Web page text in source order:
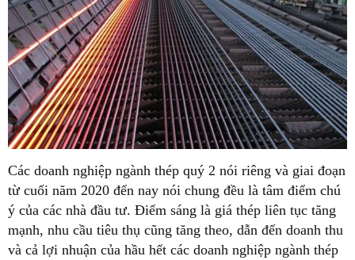
Các doanh nghiệp ngành thép quý 2 nói riêng và giai đoạn
từ cuối năm 2020 đến nay nói chung đều là tâm điểm chú
ý của các nhà đầu tư. Điểm sáng là giá thép liên tục tăng
mạnh, nhu cầu tiêu thụ cũng tăng theo, dẫn đến doanh thu
và cả lợi nhuận của hầu hết các doanh nghiệp ngành thép